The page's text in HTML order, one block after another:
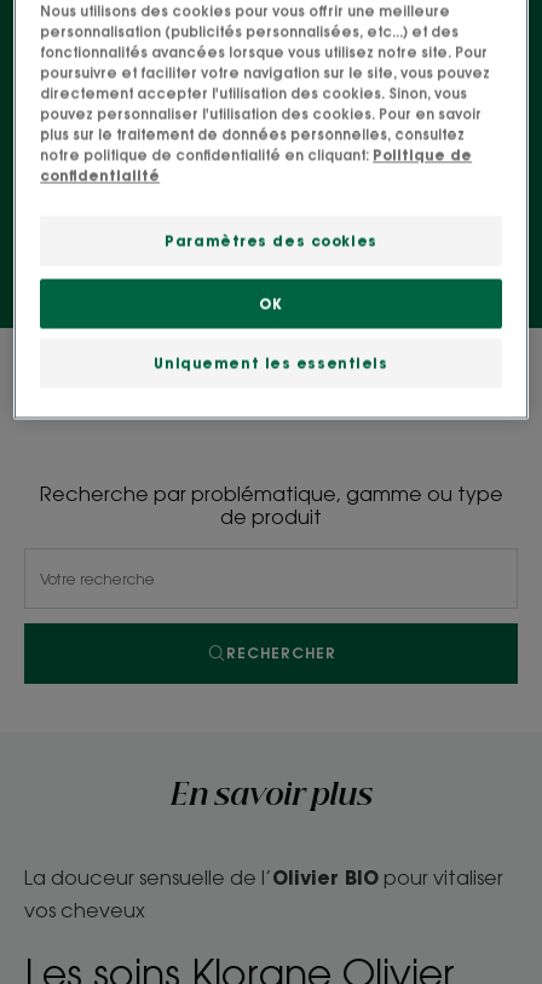
vitalisants pour les cheveux affaiblis et affinés par le
temps. Sa forte teneur en nutriment régénère le
cheveu en lui apportant vitalité, matière et
épaisseur.
0 résultat pour "Nos soins Olivier BIO &
Recherche par problématique, gamme ou type
de produit
RECHERCHER
En savoir plus
La douceur sensuelle de l’Olivier BIO pour vitaliser
vos cheveux
Les soins Klorane Olivier
Nous utilisons des cookies pour vous offrir une meilleure
personnalisation (publicités personnalisées, etc...) et des
fonctionnalités avancées lorsque vous utilisez notre site. Pour
poursuivre et faciliter votre navigation sur le site, vous pouvez
directement accepter l'utilisation des cookies. Sinon, vous
pouvez personnaliser l'utilisation des cookies. Pour en savoir
plus sur le traitement de données personnelles, consultez
notre politique de confidentialité en cliquant: Politique de
confidentialité
Paramètres des cookies
Uniquement les essentiels
OK